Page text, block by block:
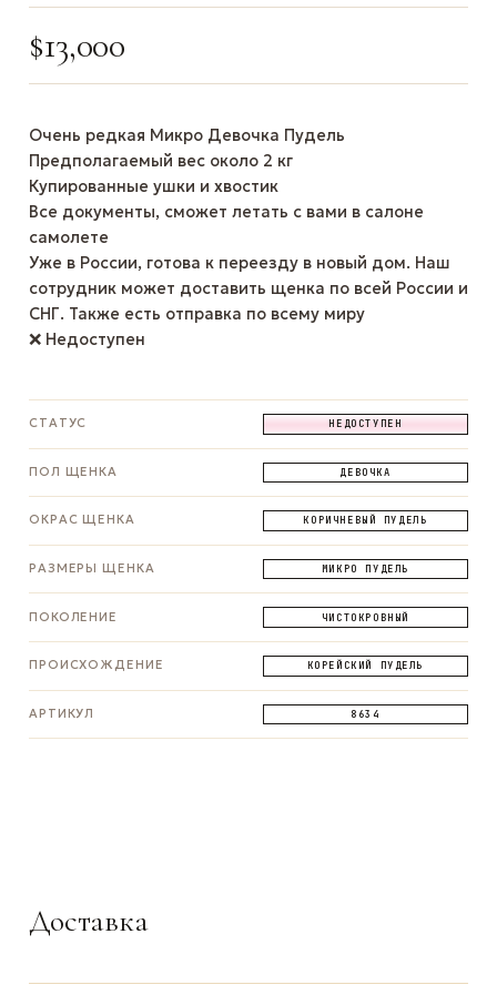
$13,000
Очень редкая Микро Девочка Пудель
Предполагаемый вес около 2 кг
Купированные ушки и хвостик
Все документы, сможет летать с вами в салоне
самолете
Уже в России, готова к переезду в новый дом. Наш
сотрудник может доставить щенка по всей России и
СНГ. Также есть отправка по всему миру
❌ Недоступен
СТАТУС НЕДОСТУПЕН
ПОЛ ЩЕНКА ДЕВОЧКА
ОКРАС ЩЕНКА КОРИЧНЕВЫЙ ПУДЕЛЬ
РАЗМЕРЫ ЩЕНКА МИКРО ПУДЕЛЬ
ПОКОЛЕНИЕ ЧИСТОКРОВНЫЙ
ПРОИСХОЖДЕНИЕ КОРЕЙСКИЙ ПУДЕЛЬ
АРТИКУЛ 8634
Доставка